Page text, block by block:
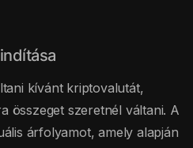
kívánt kriptovalutát,
összeget szeretnél váltani. A
árfolyamot, amely alapján